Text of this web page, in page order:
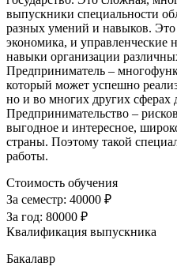
выпускники специальности
разных умений и навыков.
экономика, и управленческие
навыки организации
Предприниматель –
который может успешно
но и во многих других сферах
Предпринимательство –
выгодное и интересное,
страны. Поэтому такой
работы.
Стоимость обучения
За семестр: 40000 ₽
За год: 80000 ₽
Квалификация выпускника
Бакалавр